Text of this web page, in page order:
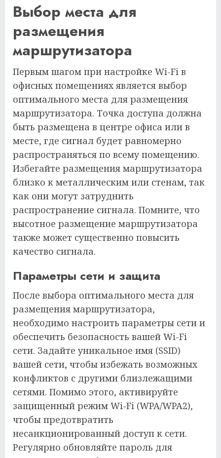
Выбор места для
размещения
маршрутизатора
Первым шагом при настройке Wi-Fi в
офисных помещениях является выбор
оптимального места для размещения
маршрутизатора. Точка доступа должна
быть размещена в центре офиса или в
месте, где сигнал будет равномерно
распространяться по всему помещению.
Избегайте размещения маршрутизатора
близко к металлическим или стенам, так
как они могут затруднить
распространение сигнала. Помните, что
высотное размещение маршрутизатора
также может существенно повысить
качество сигнала.
Параметры сети и защита
После выбора оптимального места для
размещения маршрутизатора,
необходимо настроить параметры сети и
обеспечить безопасность вашей Wi-Fi
сети. Задайте уникальное имя (SSID)
вашей сети, чтобы избежать возможных
конфликтов с другими близлежащими
сетями. Помимо этого, активируйте
защищенный режим Wi-Fi (WPA/WPA2),
чтобы предотвратить
несанкционированный доступ к сети.
Регулярно обновляйте пароль для